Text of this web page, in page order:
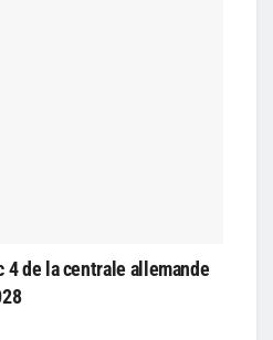
4 de la centrale allemande